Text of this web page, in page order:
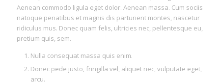
Aenean commodo ligula eget dolor. Aenean massa. Cum sociis
natoque penatibus et magnis dis parturient montes, nascetur
ridiculus mus. Donec quam felis, ultricies nec, pellentesque eu,
pretium quis, sem.
Nulla consequat massa quis enim.
Donec pede justo, fringilla vel, aliquet nec, vulputate eget,
arcu.